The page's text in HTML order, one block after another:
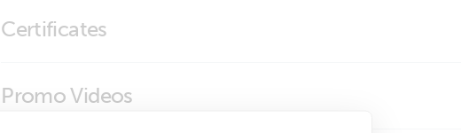
Certificates
Promo Videos